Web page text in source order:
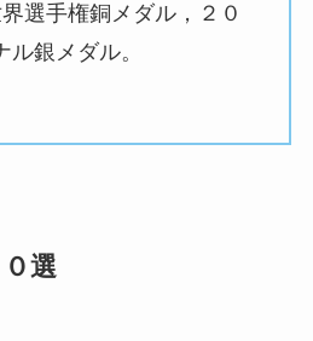
選手権銅メダル，２０
ル銀メダル。
選